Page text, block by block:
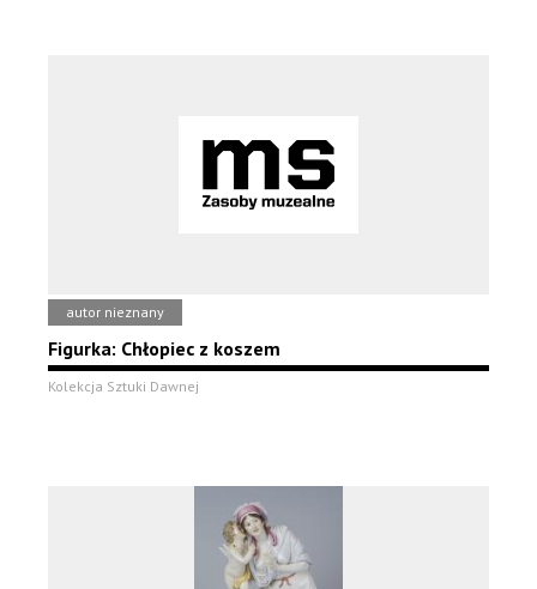
autor nieznany
Figurka: Chłopiec z koszem
Kolekcja Sztuki Dawnej